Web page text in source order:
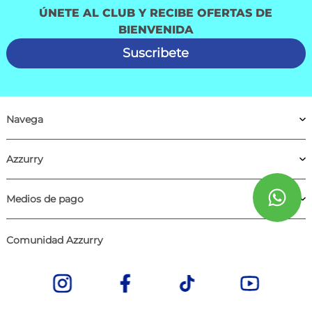
ÚNETE AL CLUB Y RECIBE OFERTAS DE
BIENVENIDA
Suscribete
Navega
Azzurry
Medios de pago
Comunidad Azzurry